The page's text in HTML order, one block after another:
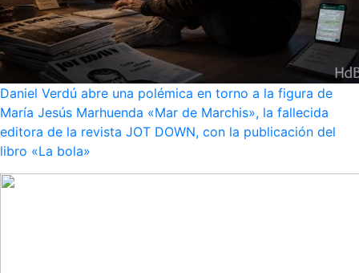
Daniel Verdú abre una polémica en torno a la figura de
María Jesús Marhuenda «Mar de Marchis», la fallecida
editora de la revista JOT DOWN, con la publicación del
libro «La bola»